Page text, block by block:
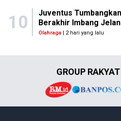
10
Juventus
Berakhir Imbang
Olahraga| 2 hari yang lalu
GROUP